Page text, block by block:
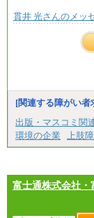
総
整
※
み
残
間
エ
■
貫井 光さんのメッ
[関連する障がい
出版・マスコミ関
環境の企業
上肢
富士通株式会社・